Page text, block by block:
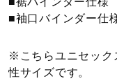
■袖口バインダー仕
※こちらユニセック
性サイズです。